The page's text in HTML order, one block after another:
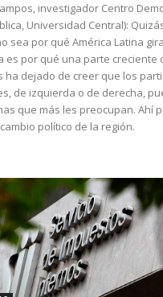
investigador Centro
Universidad Central):
sea por qué América Latina
es por qué una parte creciente
ha dejado de creer que los
de izquierda o de derecha,
que más les preocupan. Ahí
político de la región.